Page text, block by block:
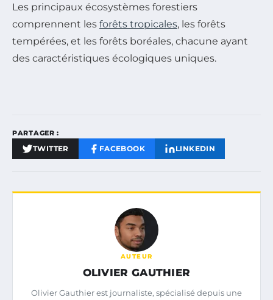
Les principaux écosystèmes forestiers
comprennent les forêts tropicales, les forêts
tempérées, et les forêts boréales, chacune ayant
des caractéristiques écologiques uniques.
PARTAGER :
TWITTER FACEBOOK LINKEDIN
AUTEUR
OLIVIER GAUTHIER
Olivier Gauthier est journaliste, spécialisé depuis une